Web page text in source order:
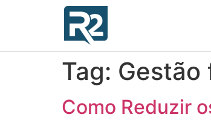
Tag: Gestão
Como Reduzir